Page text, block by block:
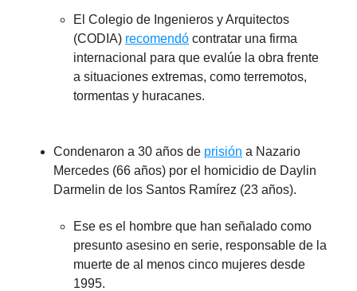
El Colegio de Ingenieros y Arquitectos
(CODIA) recomendó contratar una firma
internacional para que evalúe la obra frente
a situaciones extremas, como terremotos,
tormentas y huracanes.
Condenaron a 30 años de prisión a Nazario
Mercedes (66 años) por el homicidio de Daylin
Darmelin de los Santos Ramírez (23 años).
Ese es el hombre que han señalado como
presunto asesino en serie, responsable de la
muerte de al menos cinco mujeres desde
1995.